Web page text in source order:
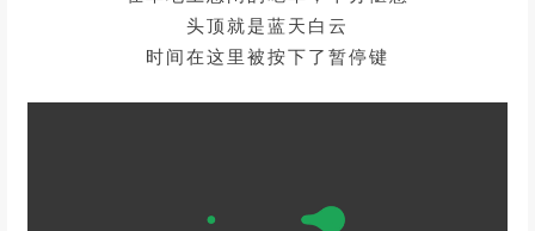
远处还有牛儿、马儿
在草地上悠闲的吃草，十分惬意
时间在这里被按下了暂停键